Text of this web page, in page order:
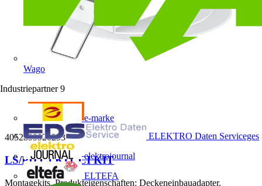
Wago
Industriepartner 9
e-marke
ELEKTRO Daten Serviceges
elektrojournal
ELTEFA
4052899920293
LS/PD CI KIT CI KIT
Montagekits. Produkteigenschaften: Deckeneinbauadapter.